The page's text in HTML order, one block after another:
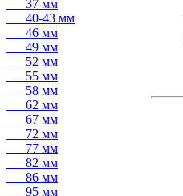
37 мм
40-43 мм
46 мм
49 мм
52 мм
55 мм
58 мм
62 мм
67 мм
72 мм
77 мм
82 мм
86 мм
95 мм